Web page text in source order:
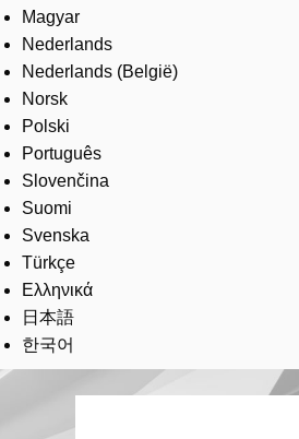
Magyar
Nederlands
Nederlands (België)
Norsk
Polski
Português
Slovenčina
Suomi
Svenska
Türkçe
Ελληνικά
日本語
한국어